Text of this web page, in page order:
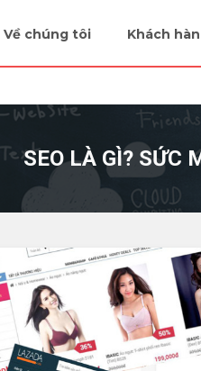
Về chúng tôi
Khách
SEO LÀ GÌ? SỨC